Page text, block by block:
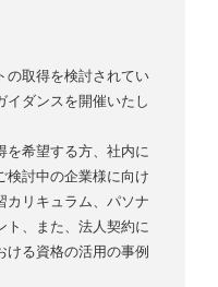
の取得を検討されてい
イダンスを開催いたし
を希望する方、社内に
検討中の企業様に向け
カリキュラム、パソナ
ト、また、法人契約に
ける資格の活用の事例